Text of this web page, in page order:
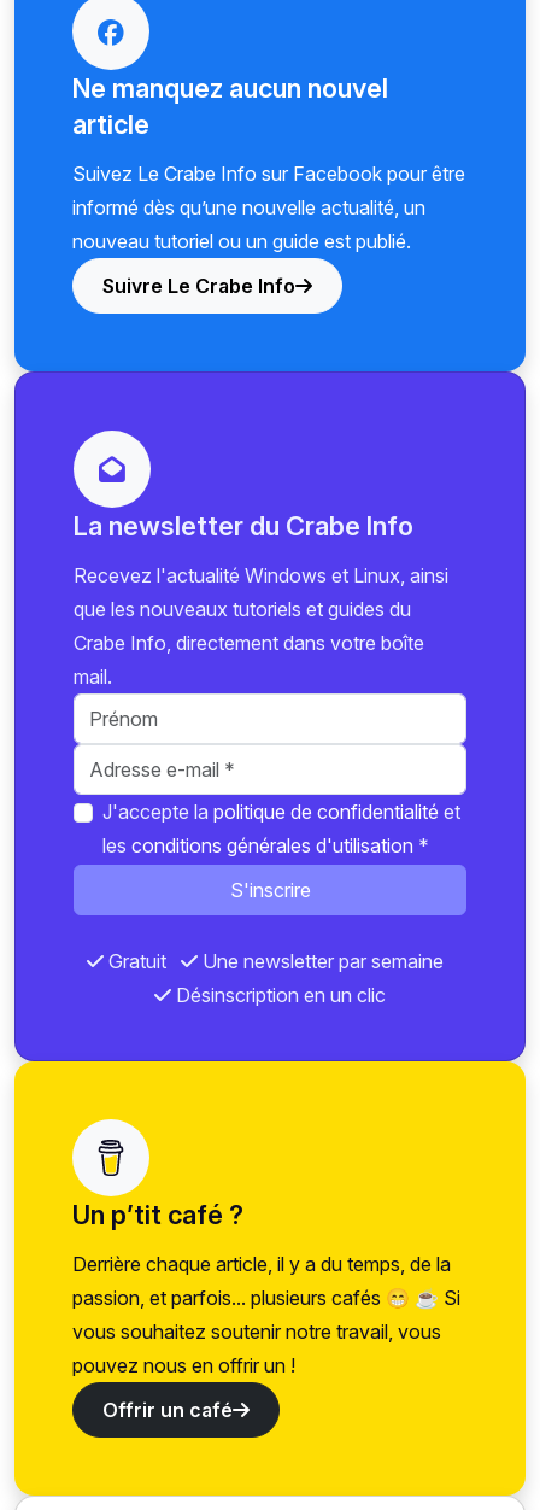
Ne manquez aucun nouvel
article
Suivez Le Crabe Info sur Facebook pour être
informé dès qu’une nouvelle actualité, un
nouveau tutoriel ou un guide est publié.
Suivre Le Crabe Info
La newsletter du Crabe Info
Recevez l'actualité Windows et Linux, ainsi
que les nouveaux tutoriels et guides du
Crabe Info, directement dans votre boîte
mail.
J'accepte la politique de confidentialité et
les conditions générales d'utilisation *
S'inscrire
Gratuit
Une newsletter par semaine
Désinscription en un clic
Un p’tit café ?
Derrière chaque article, il y a du temps, de la
passion, et parfois... plusieurs cafés 😁 ☕ Si
vous souhaitez soutenir notre travail, vous
pouvez nous en offrir un !
Offrir un café